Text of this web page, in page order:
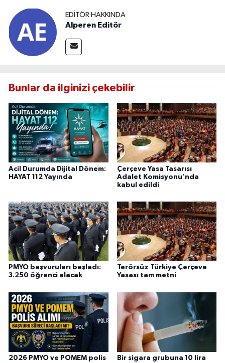
EDITÖR HAKKINDA
Alperen Editör
Bunlar da ilginizi çekebilir
Acil Durumda Dijital Dönem:
HAYAT 112 Yayında
Çerçeve Yasa Tasarısı
Adalet Komisyonu'nda
kabul edildi
PMYO başvuruları başladı:
3.250 öğrenci alacak
Terörsüz Türkiye Çerçeve
Yasası tam metni
2026 PMYO ve POMEM polis
Bir sigara grubuna 10 lira